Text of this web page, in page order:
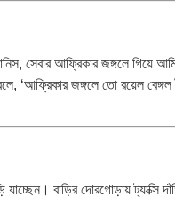
সেবার আফ্রিকার জঙ্গলে গিয়ে
‘আফ্রিকার জঙ্গলে তো রয়েল
বাড়ির দোরগোড়ায় ট্যাক্সি